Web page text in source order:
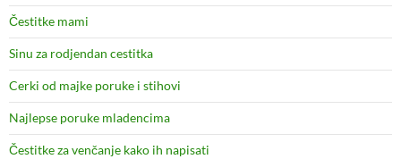
Čestitke mami
Sinu za rodjendan cestitka
Cerki od majke poruke i stihovi
Najlepse poruke mladencima
Čestitke za venčanje kako ih napisati